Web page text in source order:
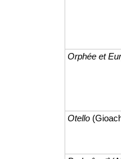
Orphée et
Otello